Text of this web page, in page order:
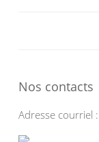
Nos contacts
Adresse courriel :